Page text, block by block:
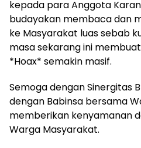
kepada para Anggota
budayakan membaca dan
ke Masyarakat luas sebab
masa sekarang ini
*Hoax* semakin masif.
Semoga dengan Sinergitas
dengan Babinsa bersama
memberikan kenyamanan
Warga Masyarakat.